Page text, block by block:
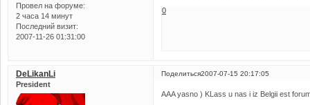
Провел на форуме:
2 часа 14 минут
Последний визит:
2007-11-26 01:31:00
0
Поделиться2007-07-15 20:17:05
DeLikanLi
President
AAA yasno ) KLass u nas i iz Belgii est